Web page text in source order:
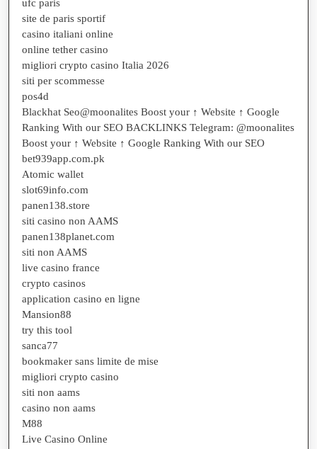
ufc paris
site de paris sportif
casino italiani online
online tether casino
migliori crypto casino Italia 2026
siti per scommesse
pos4d
Blackhat Seo@moonalites Boost your ↑ Website ↑ Google
Ranking With our SEO BACKLINKS Telegram: @moonalites
Boost your ↑ Website ↑ Google Ranking With our SEO
bet939app.com.pk
Atomic wallet
slot69info.com
panen138.store
siti casino non AAMS
panen138planet.com
siti non AAMS
live casino france
crypto casinos
application casino en ligne
Mansion88
try this tool
sanca77
bookmaker sans limite de mise
migliori crypto casino
siti non aams
casino non aams
M88
Live Casino Online